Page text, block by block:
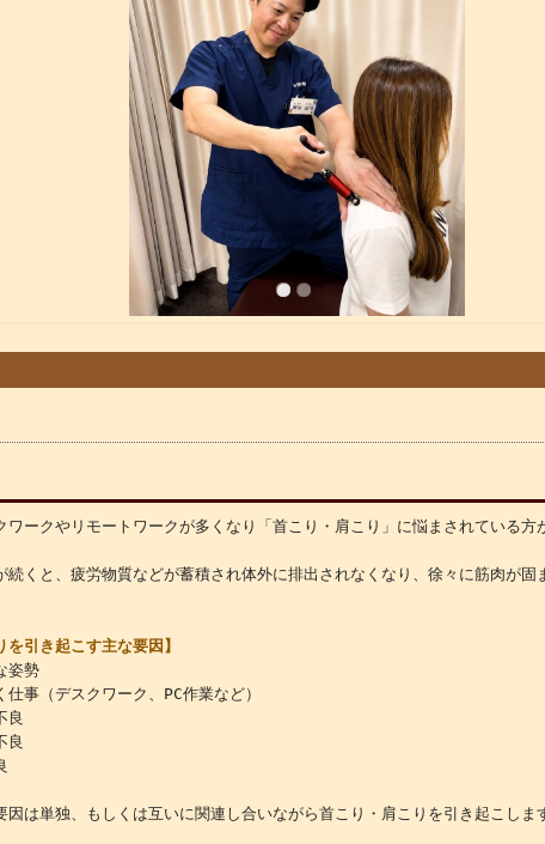
ワークやリモートワークが多くなり「首こり・肩こり」に悩まされている方
続くと、疲労物質などが蓄積され体外に排出されなくなり、徐々に筋肉が固
を引き起こす主な要因】
姿勢
仕事（デスクワーク、PC作業など）
良
良
因は単独、もしくは互いに関連し合いながら首こり・肩こりを引き起こしま